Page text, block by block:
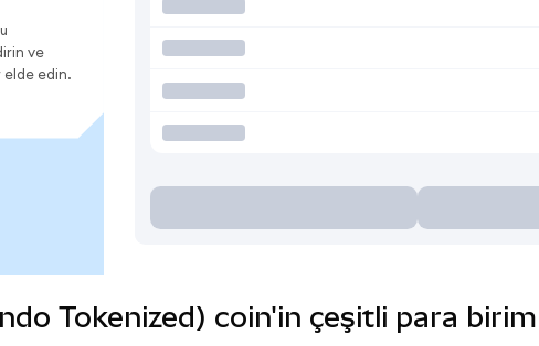
ve
edin.
Tokenized) coin'in çeşitli para